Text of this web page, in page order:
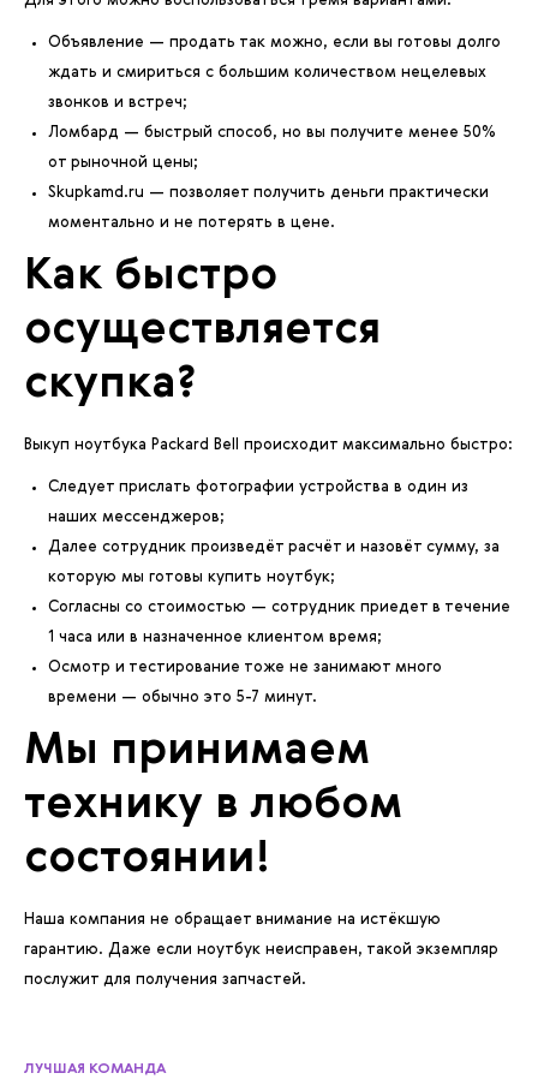
Объявление — продать так можно, если вы готовы долго
ждать и смириться с большим количеством нецелевых
звонков и встреч;
Ломбард — быстрый способ, но вы получите менее 50%
от рыночной цены;
Skupkamd.ru — позволяет получить деньги практически
моментально и не потерять в цене.
Как быстро
осуществляется
скупка?
Выкуп ноутбука Packard Bell происходит максимально быстро:
Следует прислать фотографии устройства в один из
наших мессенджеров;
Далее сотрудник произведёт расчёт и назовёт сумму, за
которую мы готовы купить ноутбук;
Согласны со стоимостью — сотрудник приедет в течение
1 часа или в назначенное клиентом время;
Осмотр и тестирование тоже не занимают много
времени — обычно это 5-7 минут.
Мы принимаем
технику в любом
состоянии!
Наша компания не обращает внимание на истёкшую
гарантию. Даже если ноутбук неисправен, такой экземпляр
послужит для получения запчастей.
ЛУЧШАЯ КОМАНДА